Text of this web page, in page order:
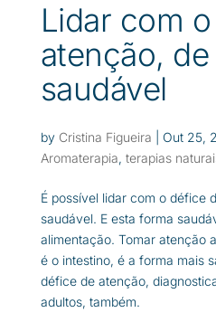
Lidar com
atenção,
saudável
by Cristina Figueira Out 25,
Aromaterapia, terapias
É possível lidar com o défice
saudável. E esta forma
alimentação. Tomar atenção
é o intestino, é a forma mais
défice de atenção,
adultos, também.